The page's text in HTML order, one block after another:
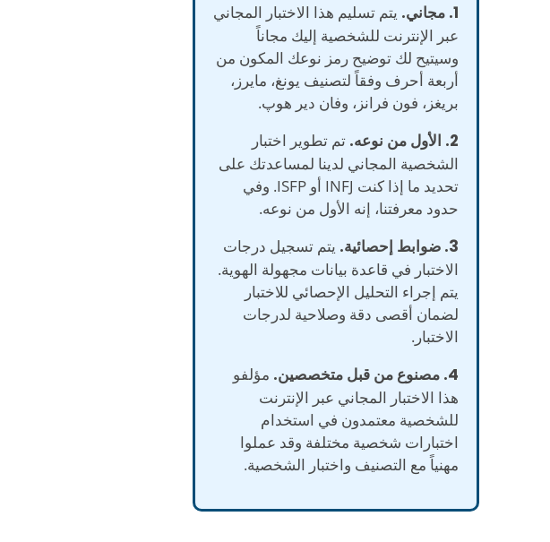
1. مجاني.
يتم تسليم هذا الاختبار المجاني
عبر الإنترنت للشخصية إليك مجاناً
وسيتيح لك توضيح رمز نوعك المكون من
أربعة أحرف وفقاً لتصنيف يونغ، مايرز،
بريغز، فون فرانز، وفان دير هوپ.
2. الأول من نوعه.
تم تطوير اختبار
الشخصية المجاني لدينا لمساعدتك على
تحديد ما إذا كنت INFJ أو ISFP. وفي
حدود معرفتنا، إنه الأول من نوعه.
3. ضوابط إحصائية.
يتم تسجيل درجات
الاختبار في قاعدة بيانات مجهولة الهوية.
يتم إجراء التحليل الإحصائي للاختبار
لضمان أقصى دقة وصلاحية لدرجات
الاختبار.
4. مصنوع من قبل متخصصين.
مؤلفو
هذا الاختبار المجاني عبر الإنترنت
للشخصية معتمدون في استخدام
اختبارات شخصية مختلفة وقد عملوا
مهنياً مع التصنيف واختبار الشخصية.